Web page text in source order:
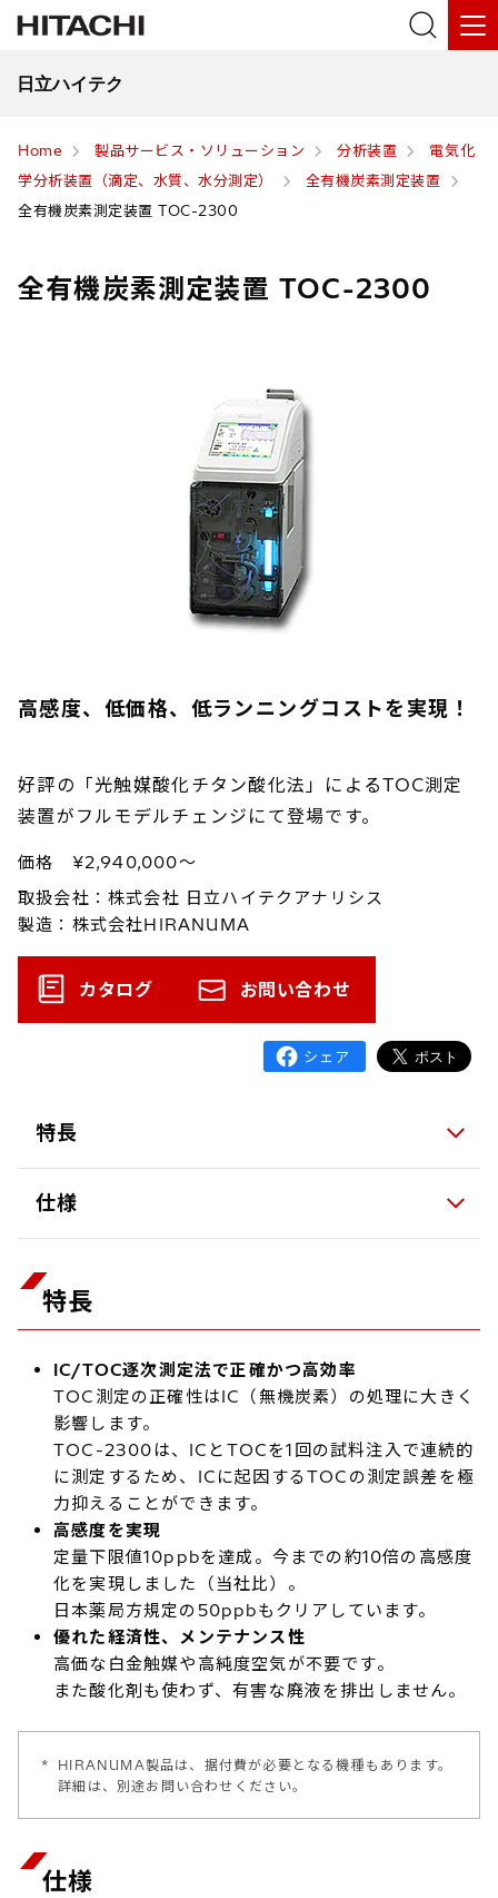
日立ハイテク
Home 製品サービス・ソリューション 分析装置
電気化
学分析装置（滴定、水質、水分測定）
全有機炭素測定装置
全有機炭素測定装置 TOC-2300
全有機炭素測定装置 TOC-2300
高感度、低価格、低ランニングコストを実現！
好評の「光触媒酸化チタン酸化法」によるTOC測定
装置がフルモデルチェンジにて登場です。
価格 ¥2,940,000～
取扱会社：株式会社 日立ハイテクアナリシス
製造：株式会社HIRANUMA
カタログ お問い合わせ
特長
仕様
特長
IC/TOC逐次測定法で正確かつ高効率
TOC測定の正確性はIC（無機炭素）の処理に大きく
影響します。
TOC-2300は、ICとTOCを1回の試料注入で連続的
に測定するため、ICに起因するTOCの測定誤差を極
力抑えることができます。
高感度を実現
定量下限値10ppbを達成。今までの約10倍の高感度
化を実現しました（当社比）。
日本薬局方規定の50ppbもクリアしています。
優れた経済性、メンテナンス性
高価な白金触媒や高純度空気が不要です。
また酸化剤も使わず、有害な廃液を排出しません。
*
HIRANUMA製品は、据付費が必要となる機種もあります。
詳細は、別途お問い合わせください。
仕様